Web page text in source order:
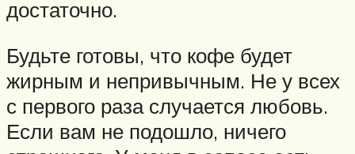
достаточно.
Будьте готовы, что кофе будет
жирным и непривычным. Не у всех
с первого раза случается любовь.
Если вам не подошло, ничего